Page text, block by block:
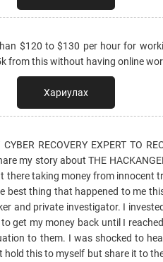
$120 to $130 per hour for
from this without having online
Хариулах
CYBER RECOVERY EXPERT TO
my story about THE
there taking money from innocent
best thing that happened to me
and private investigator. I
get my money back until I
to them. I was shocked to
hold this to myself but share it to